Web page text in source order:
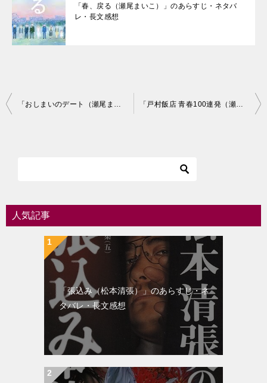
「春、戻る（瀬尾まいこ）」のあらすじ・ネタバ
レ・長文感想
投
シ
「おしまいのデート（瀬尾まいこ）」のあらすじ・ネタバレ・長文感想 「戸村飯店 青春100連発（瀬尾まいこ）」のあらすじ・ネタバレ・長文感想
人気記事
「張込み（松本清張）」のあらすじ・ネ
タバレ・長文感想